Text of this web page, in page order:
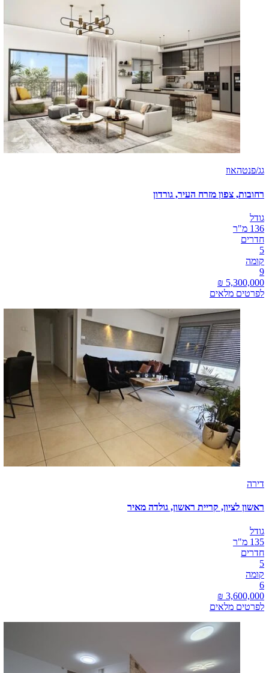
גג/פנטהאוז
רחובות, צפון מזרח העיר, גורדון
גודל
136 מ"ר
חדרים
5
קומה
9
לפרטים מלאים
דירה
ראשון לציון, קריית ראשון, גולדה מאיר
גודל
135 מ"ר
חדרים
5
קומה
6
לפרטים מלאים